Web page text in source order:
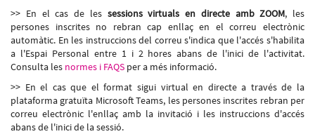
>> En el cas de les sessions virtuals en directe amb ZOOM, les
persones inscrites no rebran cap enllaç en el correu electrònic
automàtic. En les instruccions del correu s'indica que l'accés s'habilita
a l'Espai Personal entre 1 i 2 hores abans de l'inici de l'activitat.
Consulta les normes i FAQS per a més informació.
>> En el cas que el format sigui virtual en directe a través de la
plataforma gratuïta Microsoft Teams, les persones inscrites rebran per
correu electrònic l'enllaç amb la invitació i les instruccions d'accés
abans de l'inici de la sessió.